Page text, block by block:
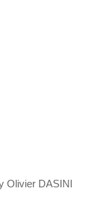
Olivier DASINI